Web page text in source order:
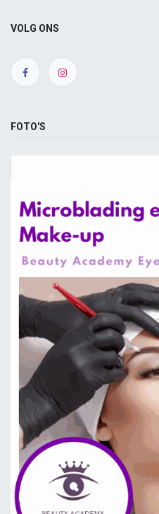
VOLG ONS
FOTO'S